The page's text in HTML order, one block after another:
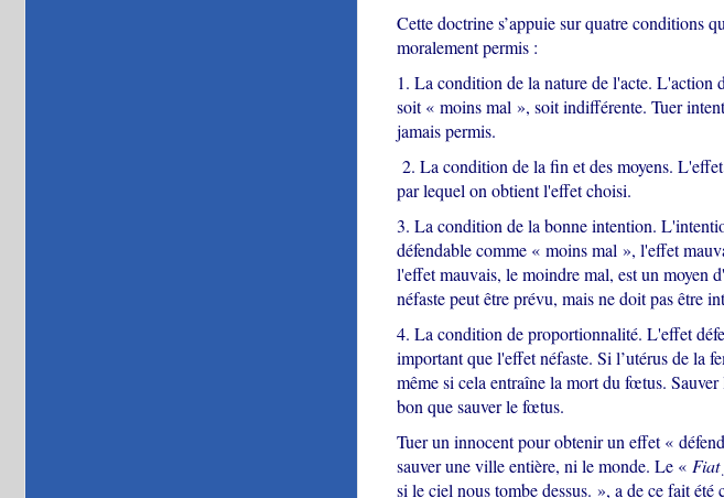
Cette doctrine s’appuie sur quatre conditions
moralement permis :
1. La condition de la nature de l'acte. L'action
soit « moins mal », soit indifférente. Tuer
jamais permis.
2. La condition de la fin et des moyens.
par lequel on obtient l'effet choisi.
3. La condition de la bonne intention.
défendable comme « moins mal », l'effet
l'effet mauvais, le moindre mal, est un moyen
néfaste peut être prévu, mais ne doit pas être
4. La condition de proportionnalité. L'effet
important que l'effet néfaste. Si l’utérus de la
même si cela entraîne la mort du fœtus.
bon que sauver le fœtus.
Tuer un innocent pour obtenir un effet «
sauver une ville entière, ni le monde. Le « Fiat
si le ciel nous tombe dessus. », a de ce fait été